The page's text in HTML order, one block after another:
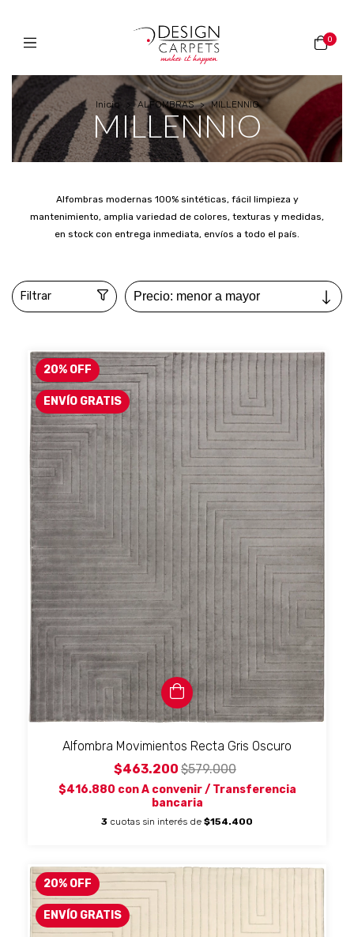
0
Inicio > ALFOMBRAS > MILLENNIO
MILLENNIO
Alfombras modernas 100% sintéticas, fácil limpieza y
mantenimiento, amplia variedad de colores, texturas y medidas,
en stock con entrega inmediata, envíos a todo el país.
Filtrar
20% OFF
ENVÍO GRATIS
Alfombra Movimientos Recta Gris Oscuro
$463.200 $579.000
$416.880 con A convenir / Transferencia
bancaria
3 cuotas sin interés de $154.400
20% OFF
ENVÍO GRATIS